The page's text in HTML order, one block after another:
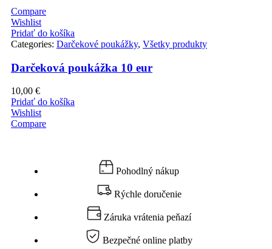
Compare
Wishlist
Pridať do košíka
Categories: Darčekové poukážky, Všetky produkty
Darčeková poukážka 10 eur
10,00 €
Pridať do košíka
Wishlist
Compare
Pohodlný nákup
Rýchle doručenie
Záruka vrátenia peňazí
Bezpečné online platby